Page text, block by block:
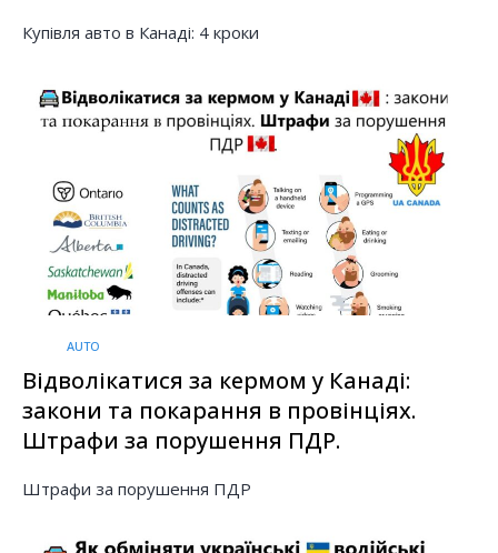
Купівля авто в Канаді: 4 кроки
AUTO
Відволікатися за кермом у Канаді:
закони та покарання в провінціях.
Штрафи за порушення ПДР.
Штрафи за порушення ПДР